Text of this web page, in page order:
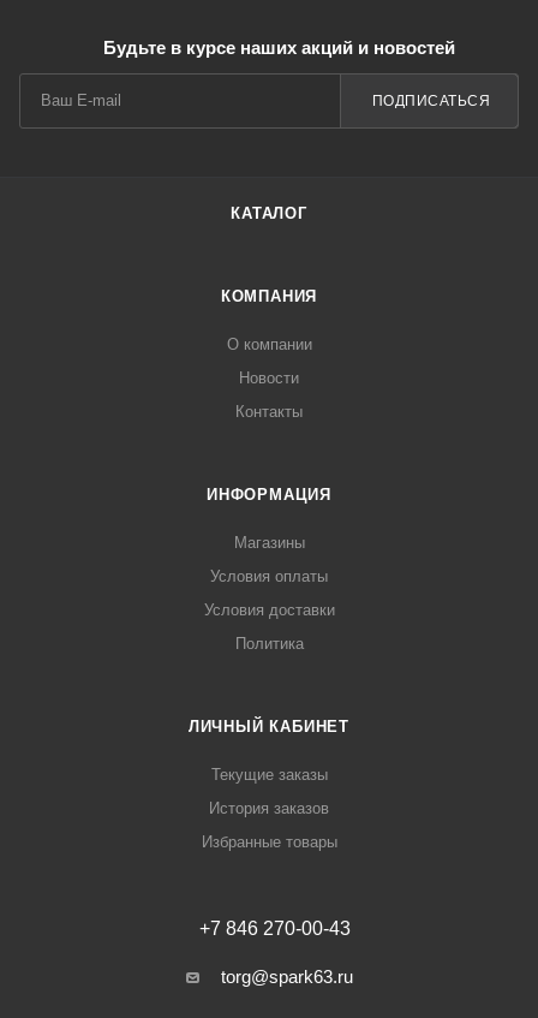
Будьте в курсе наших акций и новостей
ПОДПИСАТЬСЯ
КАТАЛОГ
КОМПАНИЯ
О компании
Новости
Контакты
ИНФОРМАЦИЯ
Магазины
Условия оплаты
Условия доставки
Политика
ЛИЧНЫЙ КАБИНЕТ
Текущие заказы
История заказов
Избранные товары
+7 846 270-00-43
torg@spark63.ru